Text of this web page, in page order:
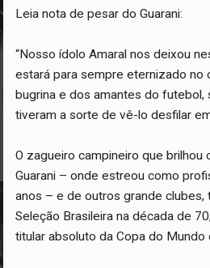
Leia nota de pesar do Guarani:
“Nosso ídolo Amaral nos deixou
estará para sempre eternizado no
bugrina e dos amantes do futebol,
tiveram a sorte de vê-lo desfilar
O zagueiro campineiro que brilhou
Guarani – onde estreou como
anos – e de outros grande
Seleção Brasileira na década de
titular absoluto da Copa do Mundo